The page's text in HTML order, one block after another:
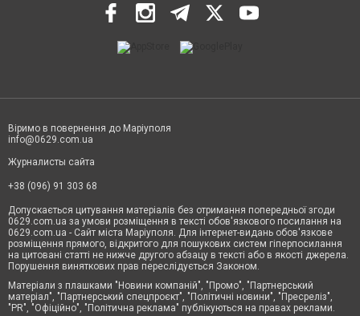
Віримо в повернення до Маріуполя
info@0629.com.ua
Журналисты сайта
+38 (096) 91 303 68
Допускається цитування матеріалів без отримання попередньої згоди
0629.com.ua за умови розміщення в тексті обов'язкового посилання на
0629.com.ua - Сайт міста Маріуполя. Для інтернет-видань обов'язкове
розміщення прямого, відкритого для пошукових систем гіперпосилання
на цитовані статті не нижче другого абзацу в тексті або в якості джерела.
Порушення виняткових прав переслідується Законом.
Матеріали з плашками "Новини компаній", "Промо", "Партнерський
матеріал", "Партнерський спецпроєкт", "Політичні новини", "Пресреліз",
"PR", "Офіційно", "Політична реклама" публікуються на правах реклами.